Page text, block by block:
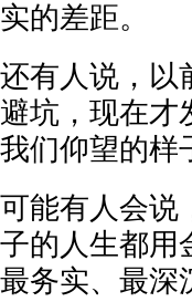
实的差距。
还有人说，以
避坑，现在才
我们仰望的样
可能有人会说
子的人生都用
最务实、最深